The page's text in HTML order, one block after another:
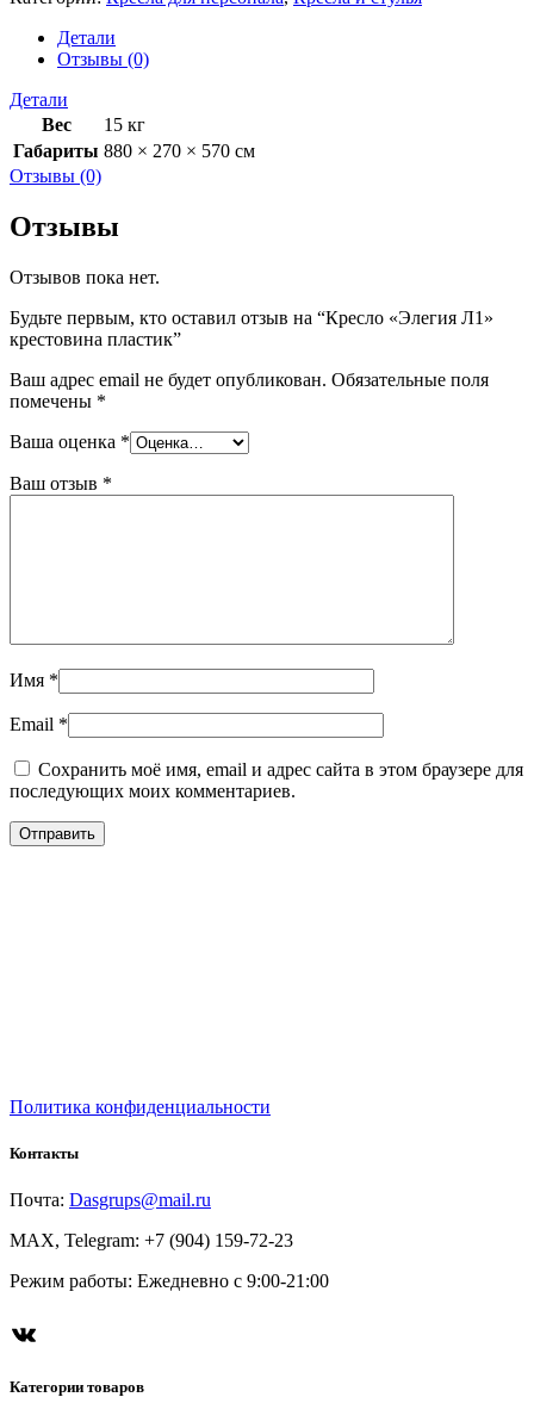
Л1"
крестовина
пластик
Детали
Отзывы (0)
Детали
Вес
15 кг
Габариты 880 × 270 × 570 см
Отзывы (0)
Отзывы
Отзывов пока нет.
Будьте первым, кто оставил отзыв на “Кресло «Элегия Л1»
крестовина пластик”
Ваш адрес email не будет опубликован. Обязательные поля
помечены *
Ваша оценка *
Ваш отзыв *
Имя *
Email *
Сохранить моё имя, email и адрес сайта в этом браузере для
последующих моих комментариев.
Политика конфиденциальности
Контакты
Почта: Dasgrups@mail.ru
MAX, Telegram: +7 (904) 159-72-23
Режим работы: Ежедневно с 9:00-21:00
ВКонтакте
Категории товаров